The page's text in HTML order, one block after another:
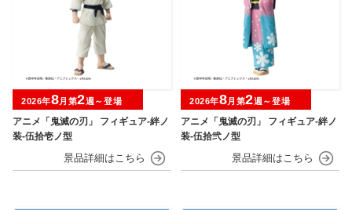
アニメ「鬼滅の刃」 フィギュア-絆ノ
装-伍拾壱ノ型
2026年8月第2週～登場
アニメ「鬼滅の刃」 フィギュア-絆ノ
装-伍拾弐ノ型
2026年8月第2週～登場